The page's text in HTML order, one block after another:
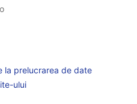
la prelucrarea de date
ului